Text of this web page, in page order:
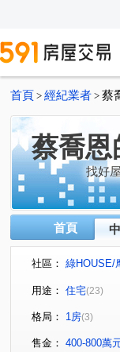
首頁 > 經紀業者 > 蔡
蔡喬恩
找好
首頁
社區： 綠HOUSE/
雙和百順客
中山路二段
研究院路一
用途： 住宅(23)
格局： 1房(3)
售金： 400-800萬